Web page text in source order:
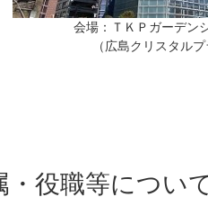
会場：ＴＫＰガーデン
（広島クリスタル
・役職等につい